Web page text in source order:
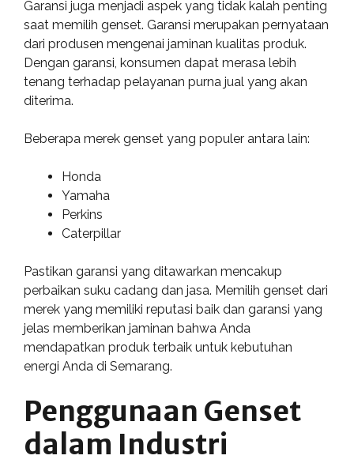
Garansi juga menjadi aspek yang tidak kalah penting
saat memilih genset. Garansi merupakan pernyataan
dari produsen mengenai jaminan kualitas produk.
Dengan garansi, konsumen dapat merasa lebih
tenang terhadap pelayanan purna jual yang akan
diterima.
Beberapa merek genset yang populer antara lain:
Honda
Yamaha
Perkins
Caterpillar
Pastikan garansi yang ditawarkan mencakup
perbaikan suku cadang dan jasa. Memilih genset dari
merek yang memiliki reputasi baik dan garansi yang
jelas memberikan jaminan bahwa Anda
mendapatkan produk terbaik untuk kebutuhan
energi Anda di Semarang.
Penggunaan Genset
dalam Industri